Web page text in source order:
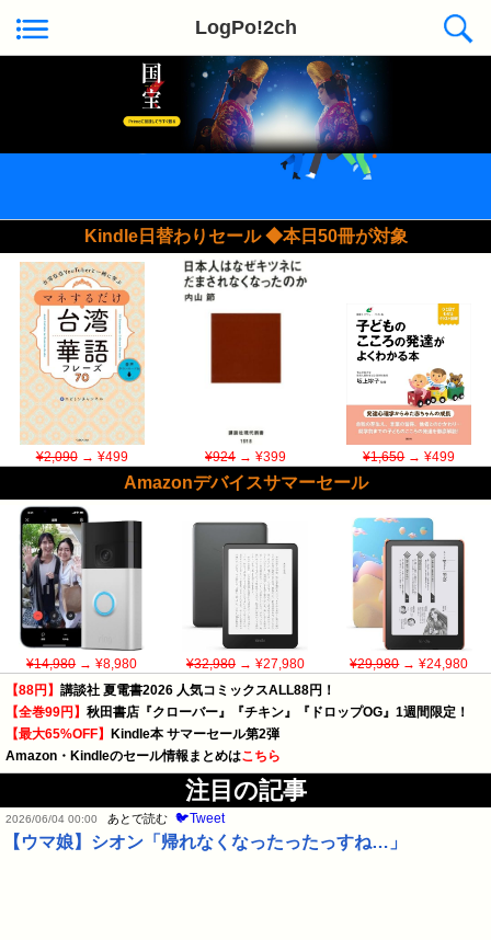
LogPo!2ch
Kindle日替わりセール ◆本日50冊が対象
¥2,090→ ¥499 ¥924→ ¥399 ¥1,650→ ¥499
Amazonデバイスサマーセール
¥14,980→ ¥8,980 ¥32,980→ ¥27,980 ¥29,980→ ¥24,980
【88円】 講談社 夏電書2026 人気コミックスALL88円！
【全巻99円】 秋田書店『クローバー』『チキン』『ドロップOG』1週間限定！
【最大65%OFF】 Kindle本 サマーセール第2弾
Amazon・Kindleのセール情報まとめはこちら
注目の記事
2026/06/04 00:00 あとで読む 🐦Tweet
【ウマ娘】シオン「帰れなくなったったっすね…」